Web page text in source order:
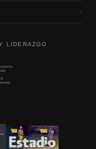
›
LIDERAZGO